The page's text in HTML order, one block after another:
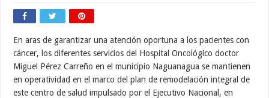
En aras de garantizar una atención oportuna a los pacientes con
cáncer, los diferentes servicios del Hospital Oncológico doctor
Miguel Pérez Carreño en el municipio Naguanagua se mantienen
en operatividad en el marco del plan de remodelación integral de
este centro de salud impulsado por el Ejecutivo Nacional, en